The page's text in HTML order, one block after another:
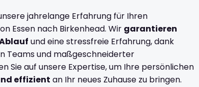
jahrelange Erfahrung für Ihren
Essen nach Birkenhead. Wir garantieren
und eine stressfreie Erfahrung, dank
Teams und maßgeschneiderter
Sie auf unsere Expertise, um Ihre persönlichen
effizient an Ihr neues Zuhause zu bringen.